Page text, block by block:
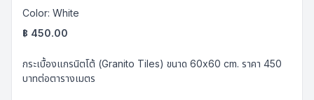
Color: White
฿ 450.00
กระเบื้องแกรนิตโต้ (Granito Tiles) ขนาด 60x60 cm. ราคา 450
บาทต่อตารางเมตร